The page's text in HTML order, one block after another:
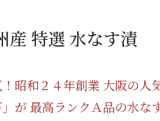
ミネラルウォーター
健康/美容
音楽
産 特選 水なす漬
昭和２４年創業 大阪の人
」が 最高ランクＡ品の水な